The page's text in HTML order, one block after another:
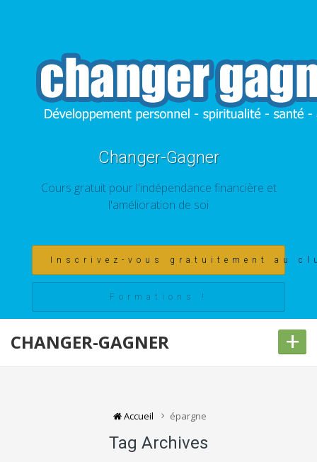
Changer-Gagner
Cours gratuit pour l'indépendance financière et
l'amélioration de soi
Inscrivez-vous gratuitement au
Formations !
CHANGER-GAGNER +
Accueil épargne
Tag Archives